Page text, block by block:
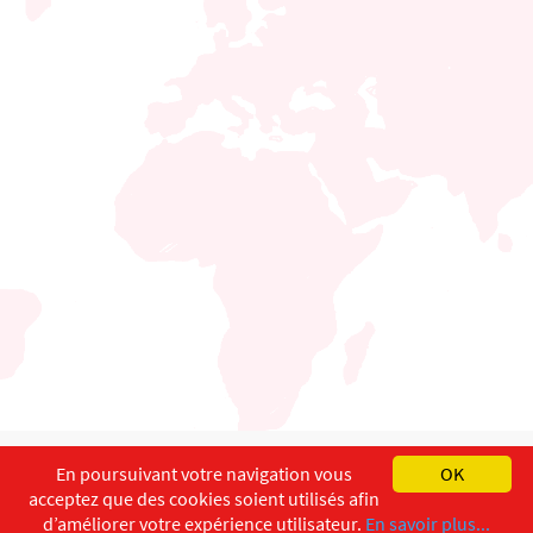
English Français
Copyright ©ISEC-AdW Impressum
OK
En poursuivant votre navigation vous
acceptez que des cookies soient utilisés afin
d’améliorer votre expérience utilisateur. En savoir plus...